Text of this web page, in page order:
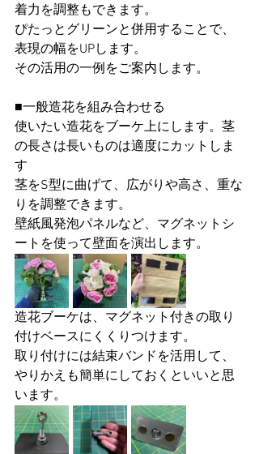
着力を調整もできます。
ぴたっとグリーンと併用することで、
表現の幅をUPします。
その活用の一例をご案内します。
■一般造花を組み合わせる
使いたい造花をブーケ上にします。茎
の長さは長いものは適度にカットしま
す
茎をS型に曲げて、広がりや高さ、重な
りを調整できます。
壁紙風発泡パネルなど、マグネットシ
ートを使って壁面を演出します。
造花ブーケは、マグネット付きの取り
付けベースにくくりつけます。
取り付けには結束バンドを活用して、
やりかえも簡単にしておくといいと思
います。